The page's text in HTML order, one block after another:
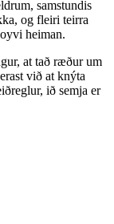
samstundis
og fleiri teirra
heiman.
at tað ræður um
við at knýta
ið semja er